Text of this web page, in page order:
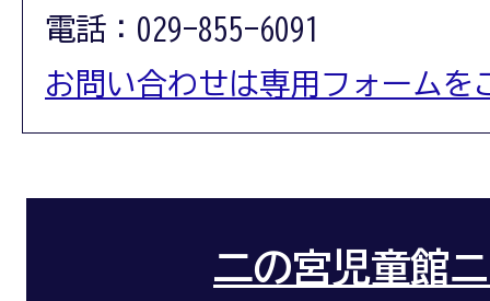
電話：029-855-6091
お問い合わせは専用フォームを
二の宮児童館